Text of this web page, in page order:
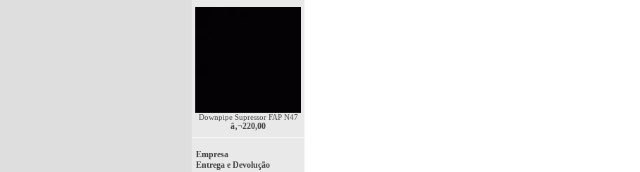
Downpipe Supressor FAP N47
â‚¬220,00
Empresa
Entrega e Devolução